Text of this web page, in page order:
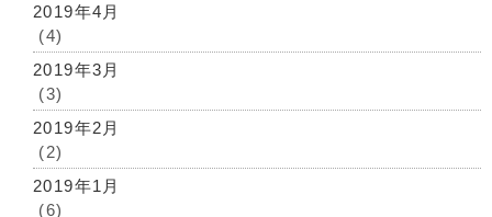
2019年4月
(4)
2019年3月
(3)
2019年2月
(2)
2019年1月
(6)